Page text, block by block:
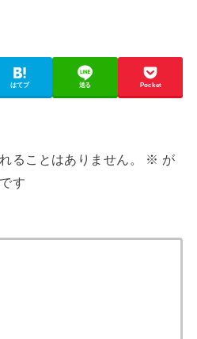
はてブ 送る Pocket
ることはありません。 ※ が
す